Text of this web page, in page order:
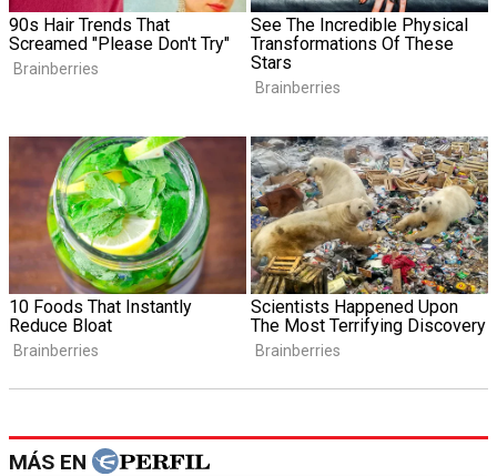
MÁS EN